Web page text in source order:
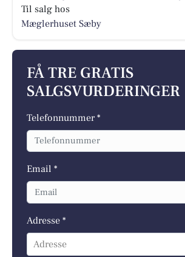
Til salg hos
Mæglerhuset Sæby
FÅ TRE GRATIS
SALGSVURDERINGER
Telefonnummer *
Email *
Adresse *
Adresse